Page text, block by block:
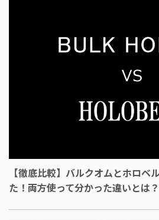
【徹底比較】バルクオムとホロベ
た！両方使って分かった違いとは？